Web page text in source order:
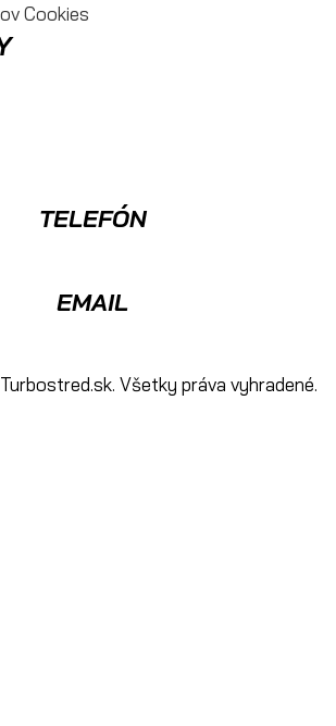
Cookies
TELEFÓN
EMAIL
Všetky práva vyhradené.